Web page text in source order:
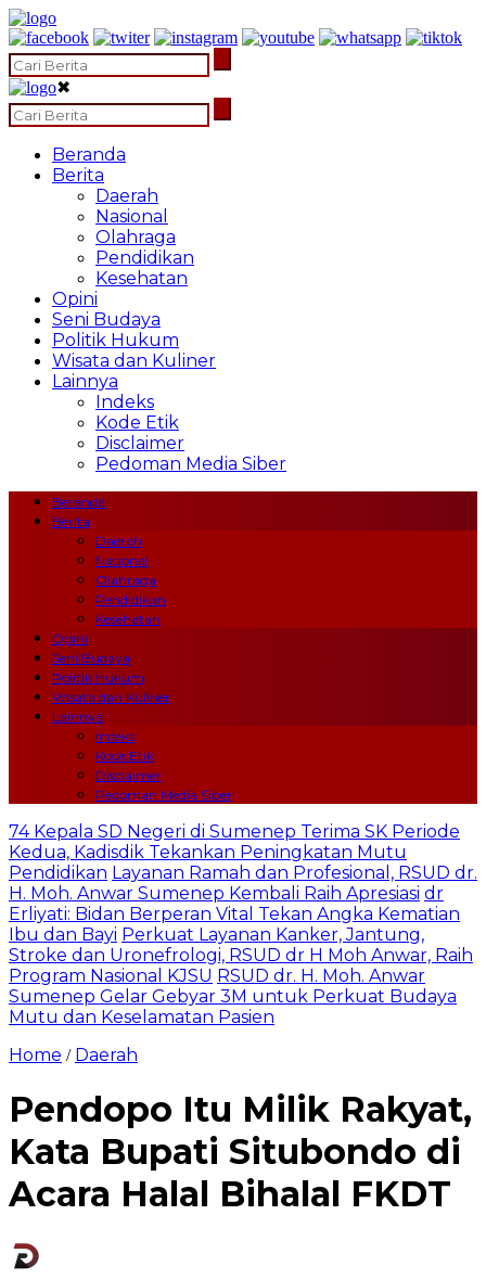
✖
Beranda
Berita
Daerah
Nasional
Olahraga
Pendidikan
Kesehatan
Opini
Seni Budaya
Politik Hukum
Wisata dan Kuliner
Lainnya
Indeks
Kode Etik
Disclaimer
Pedoman Media Siber
Beranda
Berita
Daerah
Nasional
Olahraga
Pendidikan
Kesehatan
Opini
Seni Budaya
Politik Hukum
Wisata dan Kuliner
Lainnya
Indeks
Kode Etik
Disclaimer
Pedoman Media Siber
74 Kepala SD Negeri di Sumenep Terima SK Periode
Kedua, Kadisdik Tekankan Peningkatan Mutu
Pendidikan Layanan Ramah dan Profesional, RSUD dr.
H. Moh. Anwar Sumenep Kembali Raih Apresiasi dr
Erliyati: Bidan Berperan Vital Tekan Angka Kematian
Ibu dan Bayi Perkuat Layanan Kanker, Jantung,
Stroke dan Uronefrologi, RSUD dr H Moh Anwar, Raih
Program Nasional KJSU RSUD dr. H. Moh. Anwar
Sumenep Gelar Gebyar 3M untuk Perkuat Budaya
Mutu dan Keselamatan Pasien
Home / Daerah
Pendopo Itu Milik Rakyat,
Kata Bupati Situbondo di
Acara Halal Bihalal FKDT